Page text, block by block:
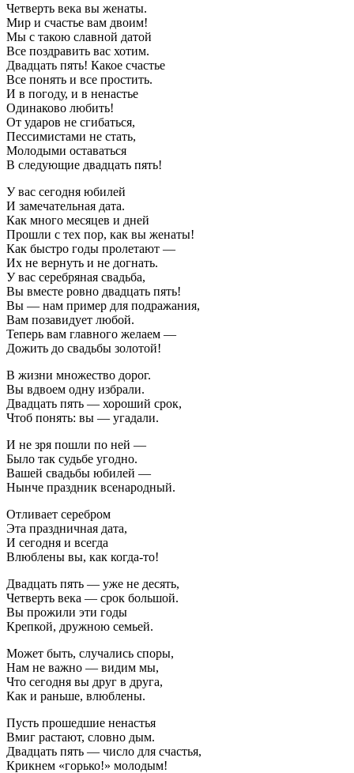
Четверть века вы женаты.
Мир и счастье вам двоим!
Мы с такою славной датой
Все поздравить вас хотим.
Двадцать пять! Какое счастье
Все понять и все простить.
И в погоду, и в ненастье
Одинаково любить!
От ударов не сгибаться,
Пессимистами не стать,
Молодыми оставаться
В следующие двадцать пять!
У вас сегодня юбилей
И замечательная дата.
Как много месяцев и дней
Прошли с тех пор, как вы женаты!
Как быстро годы пролетают —
Их не вернуть и не догнать.
У вас серебряная свадьба,
Вы вместе ровно двадцать пять!
Вы — нам пример для подражания,
Вам позавидует любой.
Теперь вам главного желаем —
Дожить до свадьбы золотой!
В жизни множество дорог.
Вы вдвоем одну избрали.
Двадцать пять — хороший срок,
Чтоб понять: вы — угадали.
И не зря пошли по ней —
Было так судьбе угодно.
Вашей свадьбы юбилей —
Нынче праздник всенародный.
Отливает серебром
Эта праздничная дата,
И сегодня и всегда
Влюблены вы, как когда-то!
Двадцать пять — уже не десять,
Четверть века — срок большой.
Вы прожили эти годы
Крепкой, дружною семьей.
Может быть, случались споры,
Нам не важно — видим мы,
Что сегодня вы друг в друга,
Как и раньше, влюблены.
Пусть прошедшие ненастья
Вмиг растают, словно дым.
Двадцать пять — число для счастья,
Крикнем «горько!» молодым!